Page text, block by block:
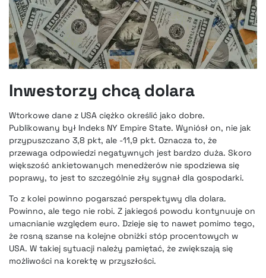
Inwestorzy chcą dolara
Wtorkowe dane z USA ciężko określić jako dobre.
Publikowany był Indeks NY Empire State. Wyniósł on, nie jak
przypuszczano 3,8 pkt, ale -11,9 pkt. Oznacza to, że
przewaga odpowiedzi negatywnych jest bardzo duża. Skoro
większość ankietowanych menedżerów nie spodziewa się
poprawy, to jest to szczególnie zły sygnał dla gospodarki.
To z kolei powinno pogarszać perspektywy dla dolara.
Powinno, ale tego nie robi. Z jakiegoś powodu kontynuuje on
umacnianie względem euro. Dzieje się to nawet pomimo tego,
że rosną szanse na kolejne obniżki stóp procentowych w
USA. W takiej sytuacji należy pamiętać, że zwiększają się
możliwości na korektę w przyszłości.